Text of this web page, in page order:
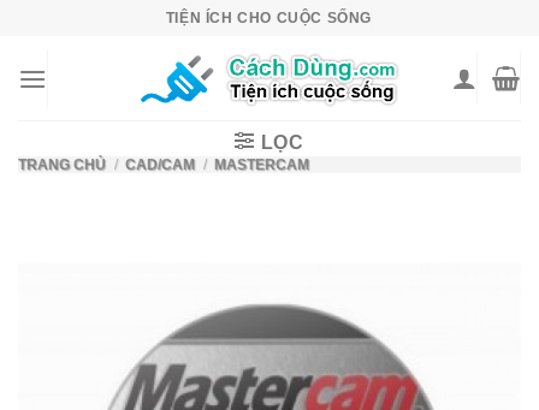
content
TIỆN ÍCH CHO CUỘC SỐNG
LỌC
TRANG CHỦ / CAD/CAM / MASTERCAM